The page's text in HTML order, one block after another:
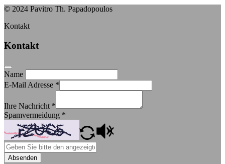
© 2024 Pavitro Th. Papadopoulos
Kontakt
Kontakt
Name
E-Mail Adresse *
Ihre Nachricht *
Spamvermeidung *
Absenden